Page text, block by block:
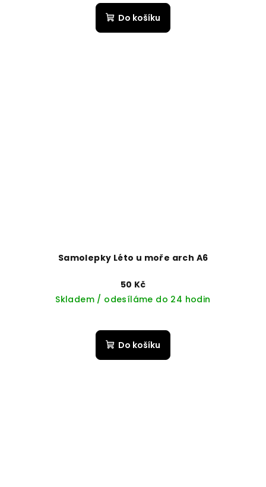
Do košíku
Samolepky Léto u moře arch A6
50 Kč
Skladem / odesíláme do 24 hodin
Do košíku